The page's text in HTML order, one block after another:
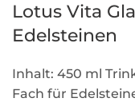
Lotus Vita
Edelsteinen
Inhalt: 450 ml
Fach für